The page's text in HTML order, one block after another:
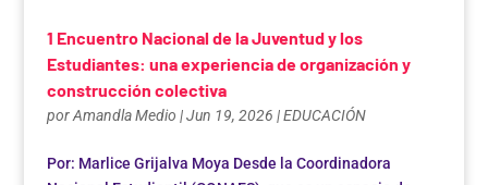
1 Encuentro Nacional de la Juventud y los
Estudiantes: una experiencia de organización y
construcción colectiva
porAmandla Medio |Jun 19, 2026 |EDUCACIÓN
Por: Marlice Grijalva Moya Desde la Coordinadora